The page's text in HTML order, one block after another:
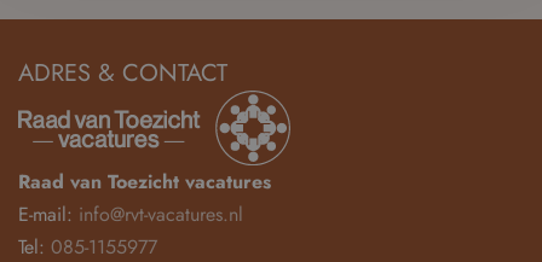
ADRES & CONTACT
Raad van Toezicht vacatures
E-mail: info@rvt-vacatures.nl
Tel: 085-1155977